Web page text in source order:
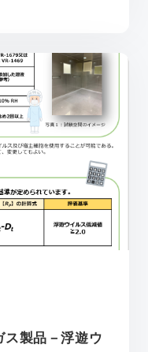
製品－浮遊ウ